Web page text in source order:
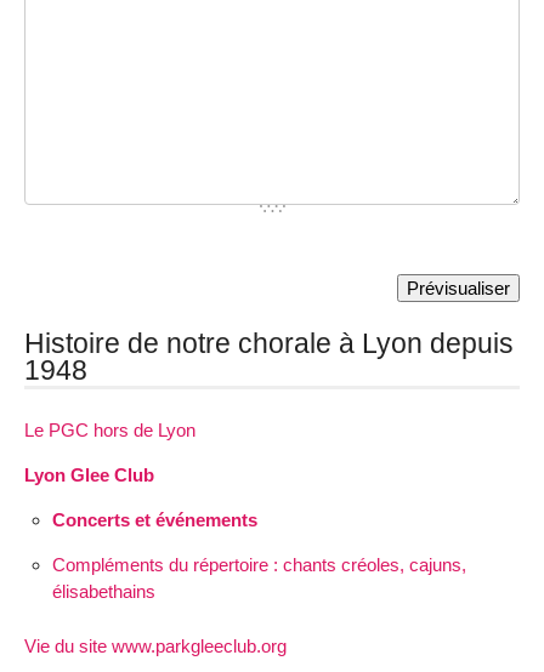
Histoire de notre chorale à Lyon depuis
1948
Le PGC hors de Lyon
Lyon Glee Club
Concerts et événements
Compléments du répertoire : chants créoles, cajuns,
élisabethains
Vie du site www.parkgleeclub.org